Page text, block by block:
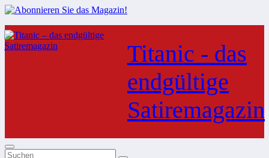
Zum
Inhalt
springen
Titanic - das
endgültige
Satiremagazin